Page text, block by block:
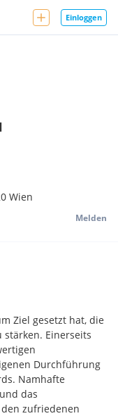
Einloggen
Wien
Melden
Ziel gesetzt hat, die
stärken. Einerseits
Durchführung
Namhafte
das
zufriedenen